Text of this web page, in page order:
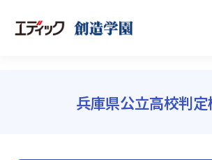
兵庫県公立高校判